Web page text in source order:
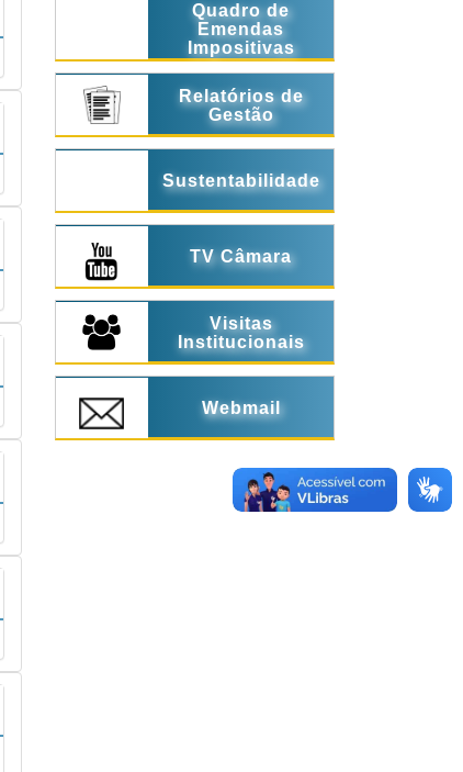
Quadro de
Emendas
Impositivas
Relatórios de
Gestão
Sustentabilidade
TV Câmara
Visitas
Institucionais
Webmail